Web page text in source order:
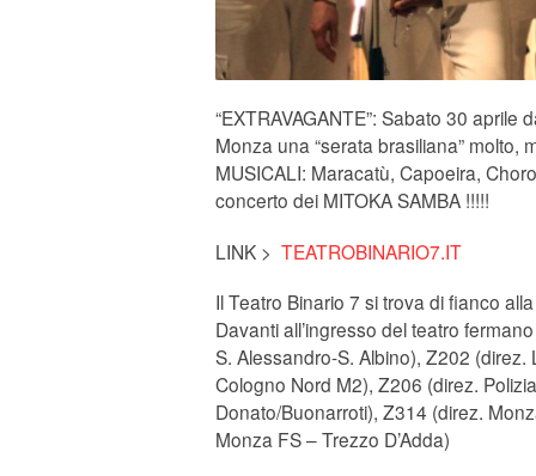
“EXTRAVAGANTE”: Sabato 30 aprile
Monza una “serata brasiliana” molto,
MUSICALI: Maracatù, Capoeira,
concerto dei MITOKA SAMBA !!!!!
LINK > TEATROBINARIO7.IT
Il Teatro Binario 7 si trova di fianco
Davanti all’ingresso del teatro
S. Alessandro-S. Albino), Z202 (direz.
Cologno Nord M2), Z206 (direz.
Donato/Buonarroti), Z314 (direz.
Monza FS – Trezzo D’Adda)